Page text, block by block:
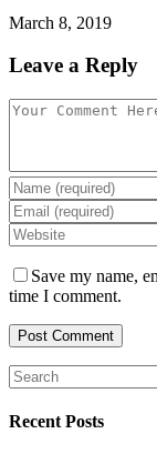
March 8, 2019
Leave a Reply
Save my name,
time I comment.
Recent Posts